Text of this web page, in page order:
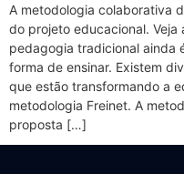
A metodologia colaborativa
do projeto educacional.
pedagogia tradicional ainda
forma de ensinar. Existem
que estão transformando a
metodologia Freinet. A
proposta […]